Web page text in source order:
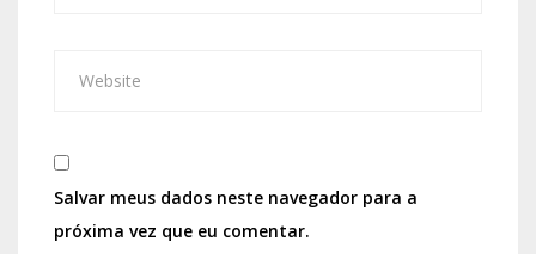
Salvar meus dados neste navegador para a
próxima vez que eu comentar.